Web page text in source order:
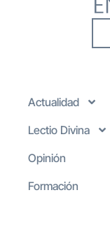
Actualidad
Lectio Divina
Opinión
Formación